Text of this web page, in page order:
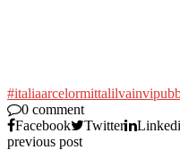
#italiaarcelormittalilvainvi
0 comment
Facebook
Twitter
previous post